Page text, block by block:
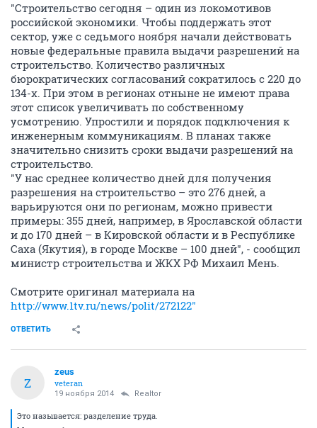
"Строительство сегодня – один из локомотивов
российской экономики. Чтобы поддержать этот
сектор, уже с седьмого ноября начали действовать
новые федеральные правила выдачи разрешений на
строительство. Количество различных
бюрократических согласований сократилось с 220 до
134-х. При этом в регионах отныне не имеют права
этот список увеличивать по собственному
усмотрению. Упростили и порядок подключения к
инженерным коммуникациям. В планах также
значительно снизить сроки выдачи разрешений на
строительство.
"У нас среднее количество дней для получения
разрешения на строительство – это 276 дней, а
варьируются они по регионам, можно привести
примеры: 355 дней, например, в Ярославской области
и до 170 дней – в Кировской области и в Республике
Саха (Якутия), в городе Москве – 100 дней", - сообщил
министр строительства и ЖКХ РФ Михаил Мень.
Смотрите оригинал материала на
http://www.1tv.ru/news/polit/272122"
ОТВЕТИТЬ
Z
zeus
veteran
19 ноября 2014 Realtor
Это называется: разделение труда.